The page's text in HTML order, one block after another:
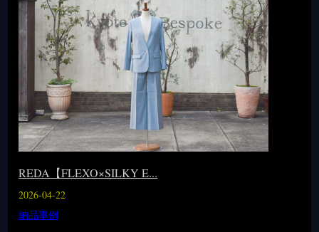
REDA【FLEXO×SILKY E...
2026-04-22
納品事例